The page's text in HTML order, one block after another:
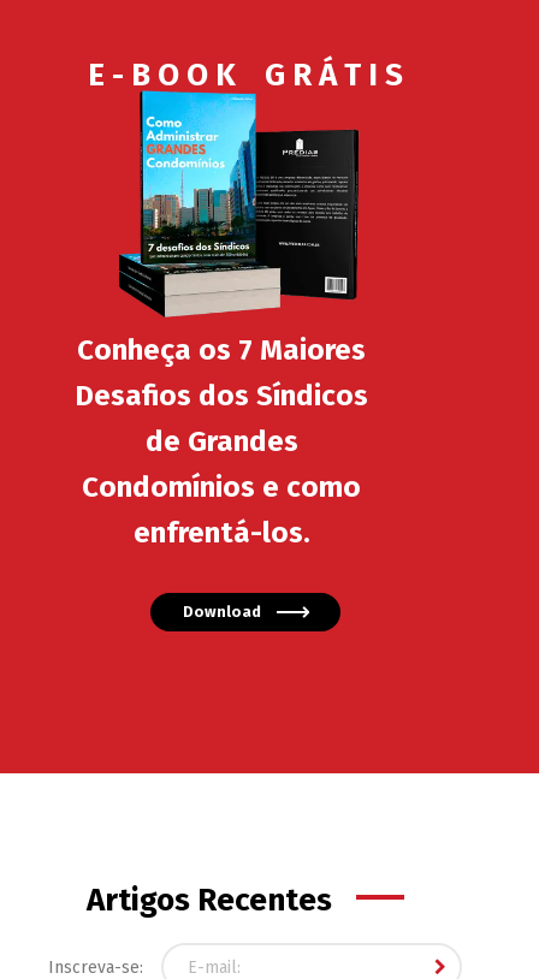
E - B O O K G R Á T I S
Conheça os 7 Maiores
Desafios dos Síndicos
de Grandes
Condomínios e como
enfrentá-los.
Download
Artigos Recentes
Inscreva-se: